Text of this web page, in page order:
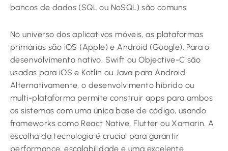
bancos de dados (SQL ou NoSQL) são comuns.
No universo dos aplicativos móveis, as plataformas
primárias são iOS (Apple) e Android (Google). Para o
desenvolvimento nativo, Swift ou Objective-C são
usadas para iOS e Kotlin ou Java para Android.
Alternativamente, o desenvolvimento híbrido ou
multi-plataforma permite construir apps para ambos
os sistemas com uma única base de código, usando
frameworks como React Native, Flutter ou Xamarin. A
escolha da tecnologia é crucial para garantir
performance, escalabilidade e uma excelente